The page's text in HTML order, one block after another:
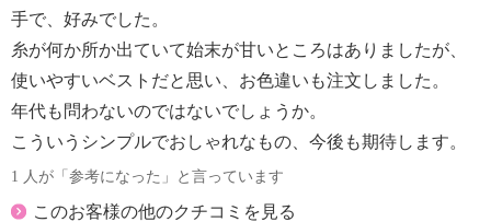
手で、好みでした。
糸が何か所か出ていて始末が甘いところはありましたが、
使いやすいベストだと思い、お色違いも注文しました。
年代も問わないのではないでしょうか。
こういうシンプルでおしゃれなもの、今後も期待します。
1 人が「参考になった」と言っています
このお客様の他のクチコミを見る